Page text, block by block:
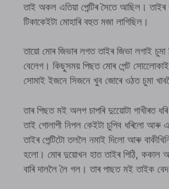
তাই অকল এতিয়া পেন্টিৰ সৈতে আছিল। তাইৰ
টিকাকেইটা মোহাৰি বহুত মজা লাগিছিল।
তায়ো মোৰ জিভাৰ লগত তাইৰ জিভা লগাই চুমা
বেলেগ। কিছুসময় পিছত মোৰ পেন্ট
সোমাই ইজনে সিজনে খুব জোৰে ওঠত চুমা
তাৰ পিছত মই অলপ চাপৰি দুয়োেটা
তাই গোলাপী নিপল কেইটা চুপিব ধৰিলো আৰু
তাইৰ পেন্টিটো তললৈ নমাই দিলো আৰু
হলো। মোৰ দুয়োখন হাত তাইৰ পিঠি, ককাল
বাৰি দাললৈ লৈ গল। তাৰ পাছত মই তাইক